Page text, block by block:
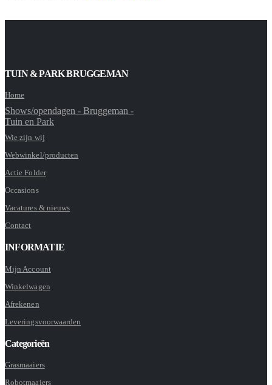
TUIN & PARK BRUGGEMAN
Home
Shows/opendagen - Bruggeman -
Tuin en Park
Wie zijn wij
Webwinkel/producten
Actie Folder
Occasions
Vacatures & nieuws
Contact
INFORMATIE
Mijn Account
Winkelwagen
Afrekenen
Leveringsvoorwaarden
Categorieën
Grasmaaiers
Robotmaaiers